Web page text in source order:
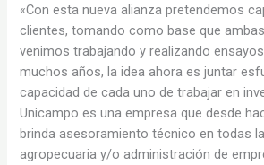
«Con esta nueva alianza pretendemos
clientes, tomando como base que
venimos trabajando y realizando
muchos años, la idea ahora es juntar
capacidad de cada uno de trabajar en
Unicampo es una empresa que desde
brinda asesoramiento técnico en todas
agropecuaria y/o administración de